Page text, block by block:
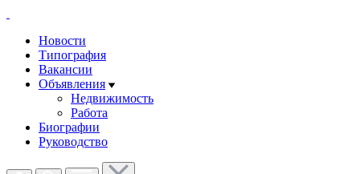
Новости
Типография
Вакансии
Объявления
Недвижимость
Работа
Биографии
Руководство